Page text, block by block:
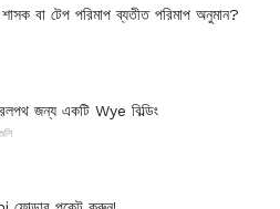
বা টেপ পরিমাপ ব্যতীত পরিমাপ অনুমান?
জন্য একটি Wye বিল্ডিং